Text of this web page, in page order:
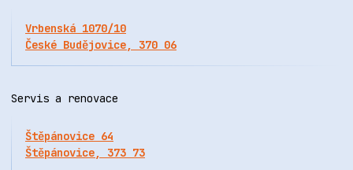
Vrbenská 1070/10
České Budějovice, 370 06
Servis a renovace
Štěpánovice 64
Štěpánovice, 373 73